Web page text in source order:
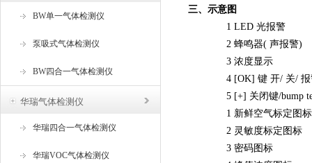
BW单一气体检测仪
泵吸式气体检测仪
BW四合一气体检测仪
华瑞气体检测仪
华瑞四合一气体检测仪
华瑞VOC气体检测仪
三、示意图
1 LED 光报警
2 蜂鸣器( 声报警)
3 浓度显示
4 [OK] 键 开/ 关/
5 [+] 关闭键/bump
1 新鲜空气标定图标
2 灵敏度标定图标
3 密码图标